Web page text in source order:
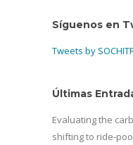
Síguenos en
Tweets by
Últimas
Evaluating the
shifting to ride-